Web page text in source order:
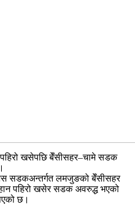
पहिरो खसेपछि बेँसीसहर–चामे सडक
यस सडकअन्तर्गत लमजुङको बेँसीसहर
पहिरो खसेर सडक अवरुद्ध भएको
छ।